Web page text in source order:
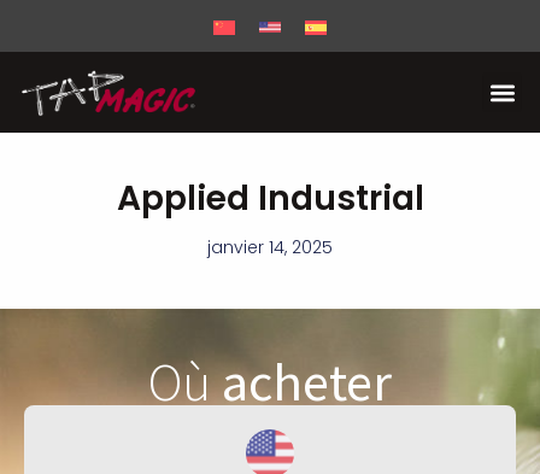
Applied Industrial
janvier 14, 2025
Oùacheter